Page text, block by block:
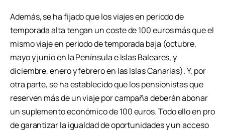
Además, se ha fijado que los viajes en periodo de
temporada alta tengan un coste de 100 euros más que el
mismo viaje en periodo de temporada baja (octubre,
mayo y junio en la Península e Islas Baleares, y
diciembre, enero y febrero en las Islas Canarias). Y, por
otra parte, se ha establecido que los pensionistas que
reserven más de un viaje por campaña deberán abonar
un suplemento económico de 100 euros. Todo ello en pro
de garantizar la igualdad de oportunidades y un acceso